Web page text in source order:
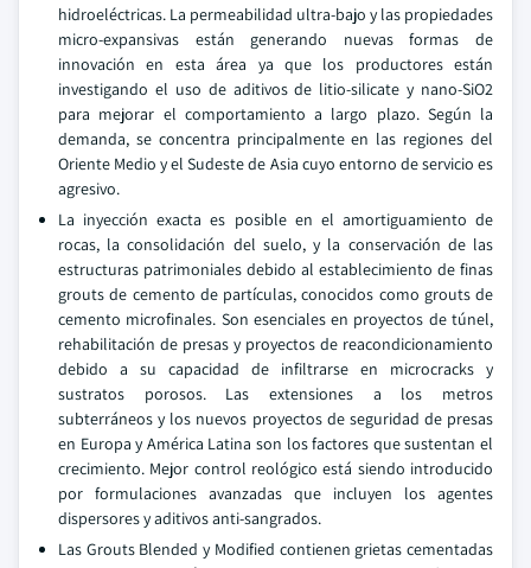
hidroeléctricas. La permeabilidad ultra-bajo y las propiedades
micro-expansivas están generando nuevas formas de
innovación en esta área ya que los productores están
investigando el uso de aditivos de litio-silicate y nano-SiO2
para mejorar el comportamiento a largo plazo. Según la
demanda, se concentra principalmente en las regiones del
Oriente Medio y el Sudeste de Asia cuyo entorno de servicio es
agresivo.
La inyección exacta es posible en el amortiguamiento de
rocas, la consolidación del suelo, y la conservación de las
estructuras patrimoniales debido al establecimiento de finas
grouts de cemento de partículas, conocidos como grouts de
cemento microfinales. Son esenciales en proyectos de túnel,
rehabilitación de presas y proyectos de reacondicionamiento
debido a su capacidad de infiltrarse en microcracks y
sustratos porosos. Las extensiones a los metros
subterráneos y los nuevos proyectos de seguridad de presas
en Europa y América Latina son los factores que sustentan el
crecimiento. Mejor control reológico está siendo introducido
por formulaciones avanzadas que incluyen los agentes
dispersores y aditivos anti-sangrados.
Las Grouts Blended y Modified contienen grietas cementadas